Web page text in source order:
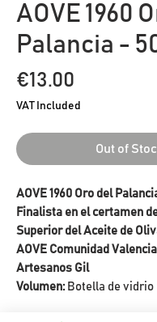
AOVE 1960
Palancia -
€13.00
VAT Included
Out of
AOVE 1960 Oro del
Finalista en el certamen
Superior del Aceite de
AOVE Comunidad
Artesanos Gil
Volumen: Botella de vidrio